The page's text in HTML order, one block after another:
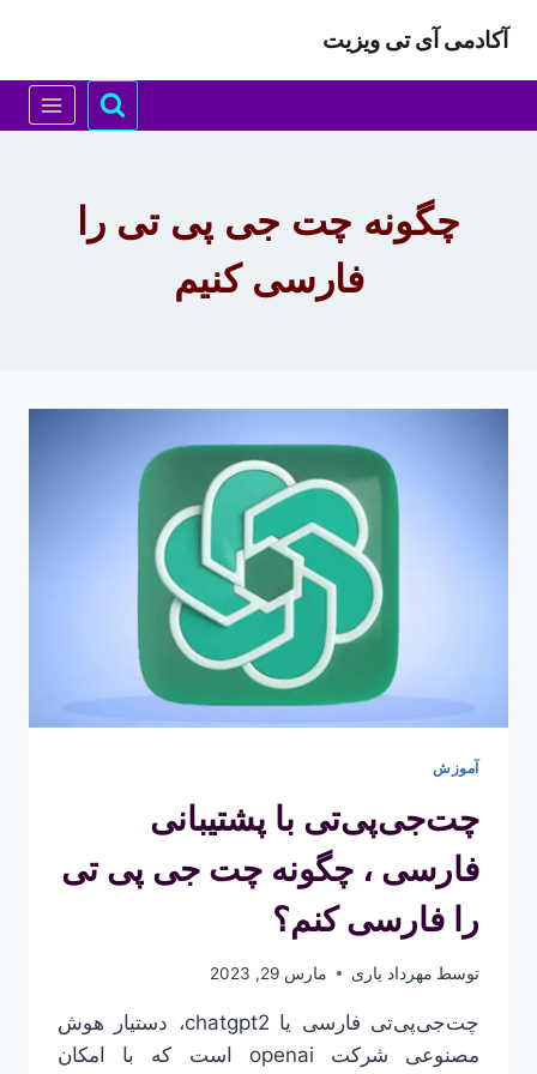
محتوا
آکادمی آی تی ویزیت
چگونه چت جی پی تی را
فارسی کنیم
آموزش
چت‌جی‌پی‌تی با پشتیبانی
فارسی ، چگونه چت جی پی تی
را فارسی کنم؟
توسط مهرداد یاری مارس 29, 2023
چت‌جی‌پی‌تی فارسی یا chatgpt2، دستیار هوش
مصنوعی شرکت openai است که با امکان